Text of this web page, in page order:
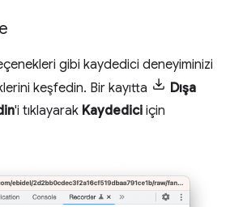
gibi kaydedici deneyiminizi
keşfedin. Bir kayıtta
Dışa
'i tıklayarak Kaydedici için